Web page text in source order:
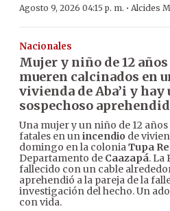
Agosto 9, 2026 04:15 p. m. · Alcides
Nacionales
Mujer y niño de 12 años
mueren calcinados en
vivienda de Aba’i y hay
sospechoso
Una mujer y un niño de 12
fatales en unincendio de
domingo en la coloniaTupa
Departamento de Caazapá. La
fallecido con un cable
aprehendió a la pareja de la
investigación del hecho. Un
con vida.